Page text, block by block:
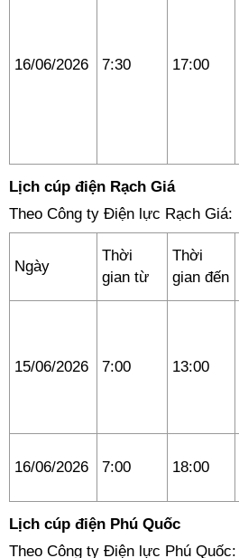
16/06/2026 7:30 17:00
Lịch cúp điện Rạch Giá
Theo Công ty Điện lực Rạch Giá:
Ngày
Thời
gian từ
Thời
gian đến
15/06/2026 7:00 13:00
16/06/2026 7:00 18:00
Lịch cúp điện Phú Quốc
Theo Công ty Điện lực Phú Quốc: